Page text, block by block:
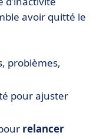
avoir quitté le
problèmes,
pour ajuster
relancer